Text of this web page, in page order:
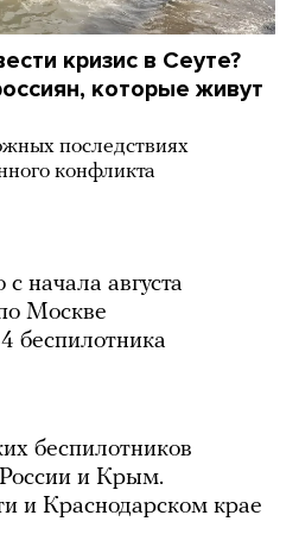
кризис в Сеуте?
которые живут
последствиях
конфликта
начала августа
Москве
беспилотника
беспилотников
и Крым.
и Краснодарском крае